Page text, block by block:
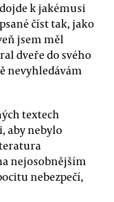
k jakémusi
číst tak, jako
jsem měl
dveře do svého
nevyhledávám
textech
aby nebylo
nejosobnějším
nebezpečí,